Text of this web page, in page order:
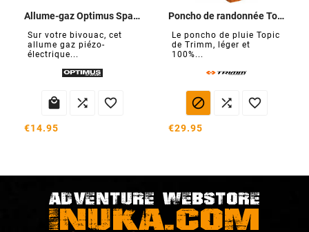
Allume-gaz Optimus Sparky
Sur votre bivouac, cet
allume gaz piézo-
électrique...
  
€14.95
Poncho de randonnée Topic
Le poncho de pluie Topic
de Trimm, léger et
100%...
  
€29.95